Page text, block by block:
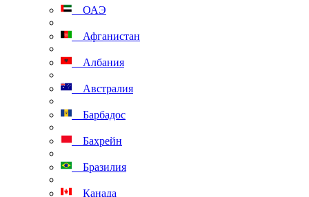
ОАЭ
Афганистан
Албания
Австралия
Барбадос
Бахрейн
Бразилия
Канада